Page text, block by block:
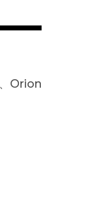
Orion